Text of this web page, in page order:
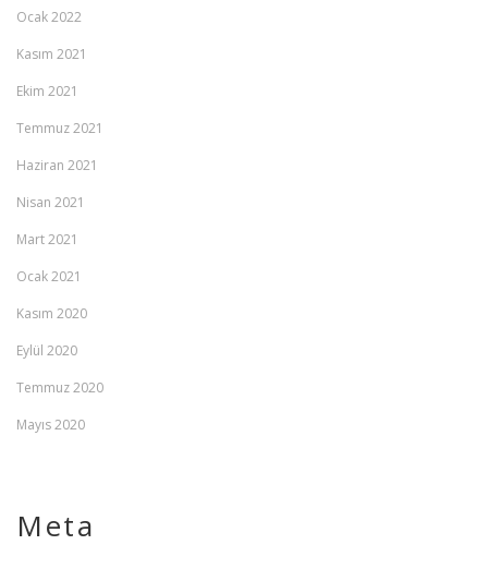
Ocak 2022
Kasım 2021
Ekim 2021
Temmuz 2021
Haziran 2021
Nisan 2021
Mart 2021
Ocak 2021
Kasım 2020
Eylül 2020
Temmuz 2020
Mayıs 2020
Meta